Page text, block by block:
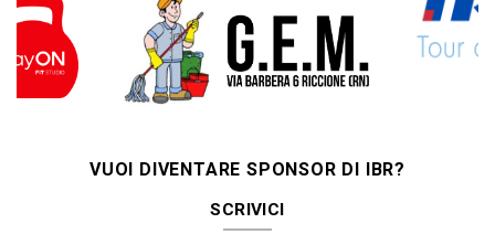
VUOI DIVENTARE SPONSOR DI IBR?
SCRIVICI